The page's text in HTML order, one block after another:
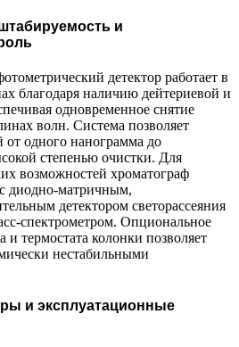
и
детектор работает в
благодаря наличию дейтериевой и
одновременное снятие
волн. Система позволяет
от одного нанограмма до
степенью очистки. Для
возможностей хроматограф
диодно-матричным,
детектором светорассеяния
спектрометром. Опциональное
и термостата колонки позволяет
нестабильными
и эксплуатационные